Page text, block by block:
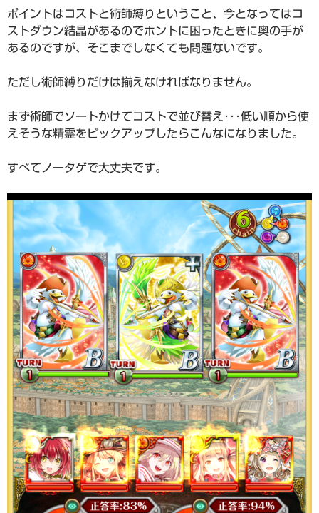
ポイントはコストと術師縛りということ、今となってはコ
ストダウン結晶があるのでホントに困ったときに奥の手が
あるのですが、そこまでしなくても問題ないです。
ただし術師縛りだけは揃えなければなりません。
まず術師でソートかけてコストで並び替え･･･低い順から使
えそうな精霊をピックアップしたらこんなになりました。
すべてノータゲで大丈夫です。